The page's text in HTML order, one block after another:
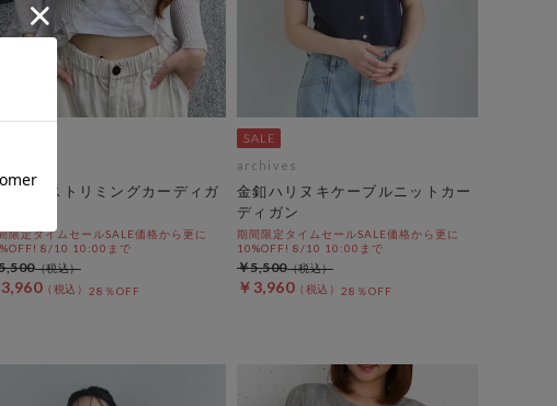
レーストリミングカーディガ
限定タイムセールSALE価格から更に
8/10 10:00まで
3,960 28％OFF
archives
金釦ハリヌキケーブルニットカー
ディガン
期間限定タイムセールSALE価格から更に
10%OFF! 8/10 10:00まで
￥3,960 28％OFF
￥5,500